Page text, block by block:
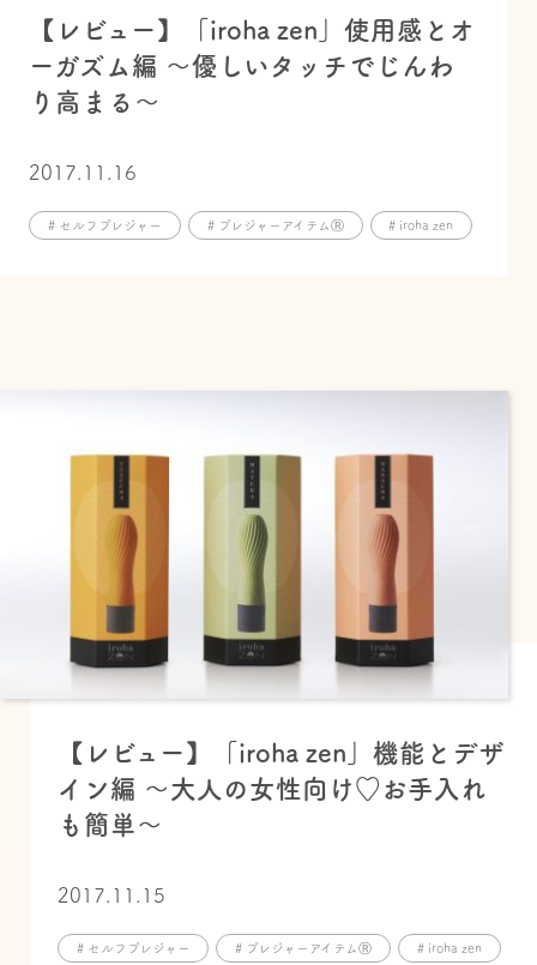
【レビュー】「iroha zen」使用感とオ
ーガズム編 ～優しいタッチでじんわ
り高まる〜
2017.11.16
# セルフプレジャー # プレジャーアイテムⓇ # iroha zen
【レビュー】「iroha zen」機能とデザ
イン編 ～大人の女性向け♡お手入れ
も簡単〜
2017.11.15
# セルフプレジャー # プレジャーアイテムⓇ # iroha zen